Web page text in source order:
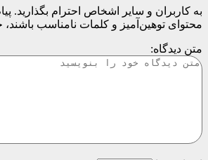
به کاربران و سایر اشخاص احترام بگذارید.
محتوای توهین‌آمیز و کلمات نامناسب
متن دیدگاه: